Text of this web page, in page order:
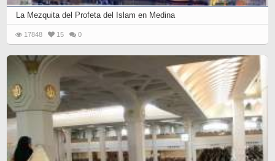
La Mezquita del Profeta del Islam en Medina
17848 15 0